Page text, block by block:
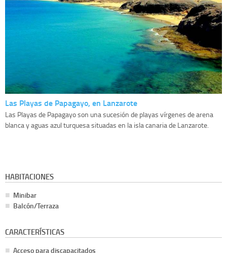
Las Playas de Papagayo, en Lanzarote
Las Playas de Papagayo son una sucesión de playas vírgenes de arena
blanca y aguas azul turquesa situadas en la isla canaria de Lanzarote.
HABITACIONES
Minibar
Balcón/Terraza
CARACTERÍSTICAS
Acceso para discapacitados